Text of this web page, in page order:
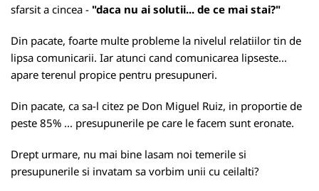
sfarsit a cincea - "daca nu ai solutii... de ce mai stai?"
Din pacate, foarte multe probleme la nivelul relatiilor tin de
lipsa comunicarii. Iar atunci cand comunicarea lipseste...
apare terenul propice pentru presupuneri.
Din pacate, ca sa-l citez pe Don Miguel Ruiz, in proportie de
peste 85% ... presupunerile pe care le facem sunt eronate.
Drept urmare, nu mai bine lasam noi temerile si
presupunerile si invatam sa vorbim unii cu ceilalti?